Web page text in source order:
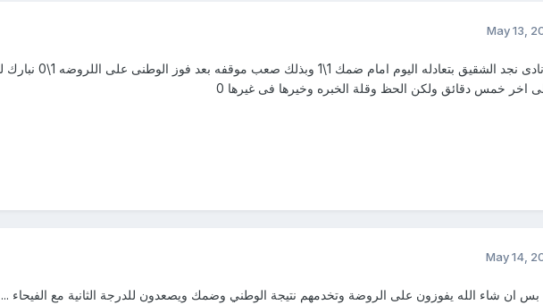
May 13,
اخر خمس دقائق ولكن الحظ وقلة الخبره وخيرها فى غيرها 0
May 14,
بس ان شاء الله يفوزون على الروضة وتخدمهم نتيجة الوطني وضمك ويصعدون للدرجة الثانية مع الفيحاء